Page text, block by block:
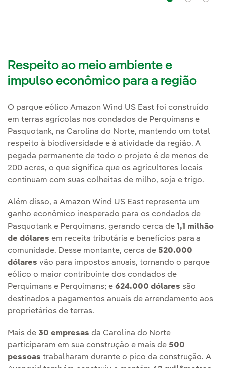
Respeito ao meio ambiente e
impulso econômico para a região
O parque eólico Amazon Wind US East foi construído
em terras agrícolas nos condados de Perquimans e
Pasquotank, na Carolina do Norte, mantendo um total
respeito à biodiversidade e à atividade da região. A
pegada permanente de todo o projeto é de menos de
200 acres, o que significa que os agricultores locais
continuam com suas colheitas de milho, soja e trigo.
Além disso, a Amazon Wind US East representa um
ganho econômico inesperado para os condados de
Pasquotank e Perquimans, gerando cerca de 1,1 milhão
de dólares em receita tributária e benefícios para a
comunidade. Desse montante, cerca de 520.000
dólares vão para impostos anuais, tornando o parque
eólico o maior contribuinte dos condados de
Perquimans e Perquimans; e 624.000 dólares são
destinados a pagamentos anuais de arrendamento aos
proprietários de terras.
Mais de 30 empresas da Carolina do Norte
participaram em sua construção e mais de 500
pessoas trabalharam durante o pico da construção. A